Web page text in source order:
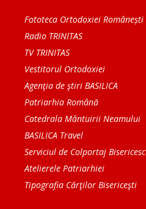
Fototeca Ortodoxiei Românești
Radio TRINITAS
TV TRINITAS
Vestitorul Ortodoxiei
Agenţia de ştiri BASILICA
Patriarhia Română
Catedrala Mântuirii Neamului
BASILICA Travel
Serviciul de Colportaj Bisericesc
Atelierele Patriarhiei
Tipografia Cărţilor Bisericeşti